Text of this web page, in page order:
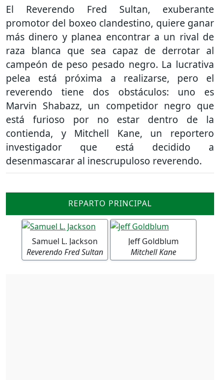
El Reverendo Fred Sultan, exuberante
promotor del boxeo clandestino, quiere ganar
más dinero y planea encontrar a un rival de
raza blanca que sea capaz de derrotar al
campeón de peso pesado negro. La lucrativa
pelea está próxima a realizarse, pero el
reverendo tiene dos obstáculos: uno es
Marvin Shabazz, un competidor negro que
está furioso por no estar dentro de la
contienda, y Mitchell Kane, un reportero
investigador que está decidido a
desenmascarar al inescrupuloso reverendo.
REPARTO PRINCIPAL
Samuel L. Jackson
Reverendo Fred Sultan
Jeff Goldblum
Mitchell Kane